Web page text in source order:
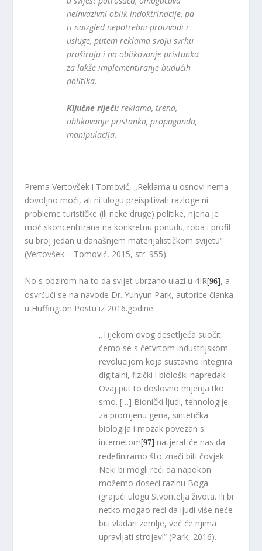
neinvazivni oblik indoktrinacije, pa
ti naizgled nepotrebni proizvodi i
usluge, putem reklama svoju svrhu
proširuju i na oblikovanje pristanka
za lakše implementiranje budućih
politika.
Ključne riječi: reklama, trend,
oblikovanje pristanka, propaganda,
manipulacija.
Prema Vertovšek i Tomović, „Reklama u osnovi nema
dovoljno moći, ali ni ulogu preispitivati razloge ni
probleme turističke (ili neke druge) politike, njena je
moć skoncentrirana na konkretnu ponudu; roba i profit
su broj jedan u današnjem materijalističkom svijetu“
(Vertovšek – Tomović, 2015, str. 955).
No s obzirom na to da svijet ubrzano ulazi u 4IR[96], a
osvrćući se na navode Dr. Yuhyun Park, autorice članka
u Huffington Postu iz 2016.godine:
„Tijekom ovog desetljeća suočit
ćemo se s četvrtom industrijskom
revolucijom koja sustavno integrira
digitalni, fizički i biološki napredak.
Ovaj put to doslovno mijenja tko
smo. […] Bionički ljudi, tehnologije
za promjenu gena, sintetička
biologija i mozak povezan s
internetom[97] natjerat će nas da
redefiniramo što znači biti čovjek.
Neki bi mogli reći da napokon
možemo doseći razinu Boga
igrajući ulogu Stvoritelja života. Ili bi
netko mogao reći da ljudi više neće
biti vladari zemlje, već će njima
upravljati strojevi“ (Park, 2016).